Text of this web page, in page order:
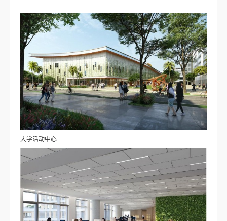
大学活动中心